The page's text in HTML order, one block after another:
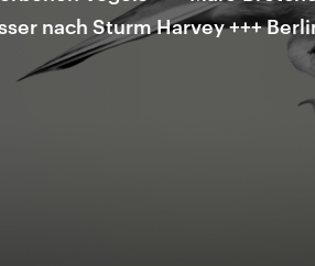
nach Sturm Harvey +++